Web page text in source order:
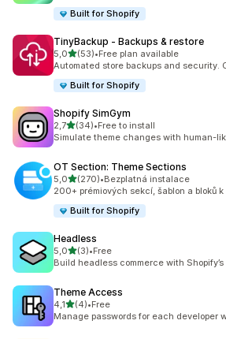
Built for Shopify
TinyBackup ‑ Backups & restore
5,0z 5 hvězd
(53)
Celkový počet recenzí: 53
•Free plan available
Automated store backups and security.
Built for Shopify
Shopify SimGym
2,7z 5 hvězd
(34)
Celkový počet recenzí: 34
•Free to install
Simulate theme changes with human-
OT Section: Theme Sections
5,0z 5 hvězd
(270)
Celkový počet recenzí: 270
•Bezplatná instalace
200+ prémiových sekcí, šablon a bloků k
Built for Shopify
Headless
5,0z 5 hvězd
(3)
Celkový počet recenzí: 3
•Free
Build headless commerce with Shopify’s
Theme Access
4,1z 5 hvězd
(4)
Celkový počet recenzí: 4
•Free
Manage passwords for each developer